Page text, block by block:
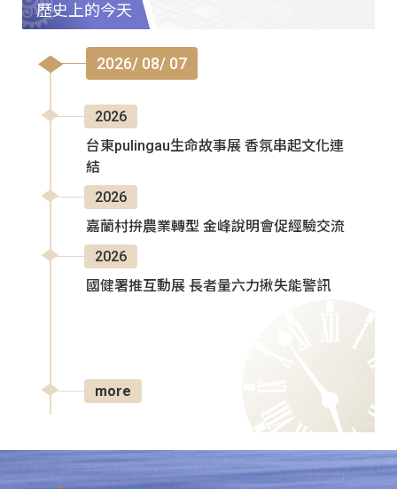
歷史上的今天
2026/ 08/ 07
2026
台東pulingau生命故事展 香氛串起文化連
結
2026
嘉蘭村拚農業轉型 金峰說明會促經驗交流
2026
國健署推互動展 長者量六力揪失能警訊
more